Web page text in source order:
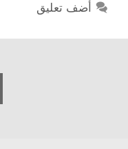
أضف تعليق